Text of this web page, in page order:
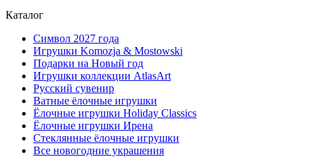
Каталог
Символ 2027 года
Игрушки Komozja & Mostowski
Подарки на Новый год
Игрушки коллекции AtlasArt
Русский сувенир
Ватные ёлочные игрушки
Ёлочные игрушки Holiday Classics
Ëлочные игрушки Ирена
Стеклянные ёлочные игрушки
Все новогодние украшения